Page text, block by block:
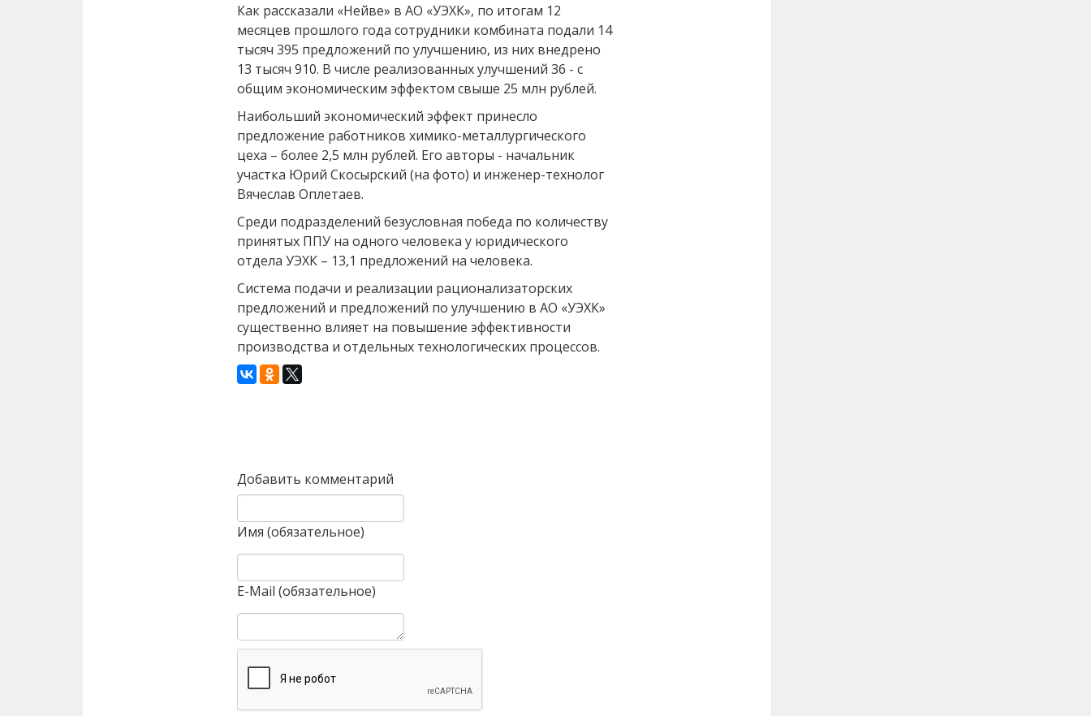
Как рассказали «Нейве» в АО «УЭХК», по итогам 12
месяцев прошлого года сотрудники комбината подали 14
тысяч 395 предложений по улучшению, из них внедрено
13 тысяч 910. В числе реализованных улучшений 36 - с
общим экономическим эффектом свыше 25 млн рублей.
Наибольший экономический эффект принесло
предложение работников химико-металлургического
цеха – более 2,5 млн рублей. Его авторы - начальник
участка Юрий Скосырский (на фото) и инженер-технолог
Вячеслав Оплетаев.
Среди подразделений безусловная победа по количеству
принятых ППУ на одного человека у юридического
отдела УЭХК – 13,1 предложений на человека.
Система подачи и реализации рационализаторских
предложений и предложений по улучшению в АО «УЭХК»
существенно влияет на повышение эффективности
производства и отдельных технологических процессов.
Добавить комментарий
Имя (обязательное)
E-Mail (обязательное)